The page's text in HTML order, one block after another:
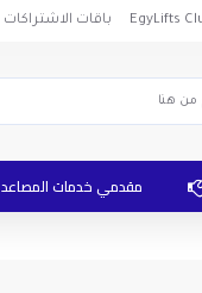
باقات الاشتراكات
مقدمي خدمات المصاعد